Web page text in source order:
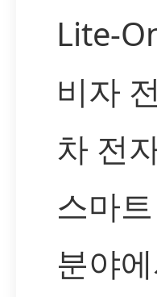
Lite-
비자
차 전
스마
분야